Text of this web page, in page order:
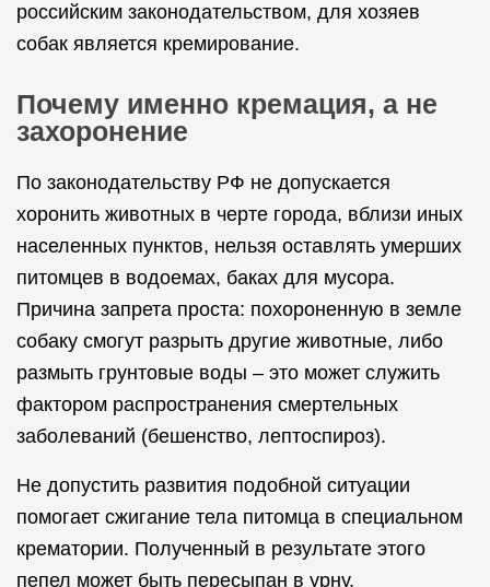
российским законодательством, для хозяев
собак является кремирование.
Почему именно кремация, а не
захоронение
По законодательству РФ не допускается
хоронить животных в черте города, вблизи иных
населенных пунктов, нельзя оставлять умерших
питомцев в водоемах, баках для мусора.
Причина запрета проста: похороненную в земле
собаку смогут разрыть другие животные, либо
размыть грунтовые воды – это может служить
фактором распространения смертельных
заболеваний (бешенство, лептоспироз).
Не допустить развития подобной ситуации
помогает сжигание тела питомца в специальном
крематории. Полученный в результате этого
пепел может быть пересыпан в урну,